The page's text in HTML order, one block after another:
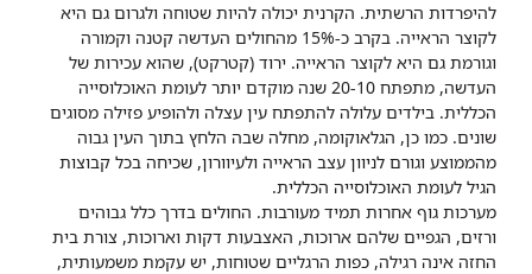
להיפרדות הרשתית. הקרנית יכולה להיות שטוחה ולגרום גם היא
לקוצר הראייה. בקרב כ-15% מהחולים העדשה קטנה וקמורה
וגורמת גם היא לקוצר הראייה. ירוד (קטרקט), שהוא עכירות של
העדשה, מתפתח 20-10 שנה מוקדם יותר לעומת האוכלוסייה
הכללית. בילדים עלולה להתפתח עין עצלה ולהופיע פזילה מסוגים
שונים. כמו כן, הגלאוקומה, מחלה שבה הלחץ בתוך העין גבוה
מהממוצע וגורם לניוון עצב הראייה ולעיוורון, שכיחה בכל קבוצות
הגיל לעומת האוכלוסייה הכללית.
מערכות גוף אחרות תמיד מעורבות. החולים בדרך כלל גבוהים
ורזים, הגפיים שלהם ארוכות, האצבעות דקות וארוכות, צורת בית
החזה אינה רגילה, כפות הרגליים שטוחות, יש עקמת משמעותית,